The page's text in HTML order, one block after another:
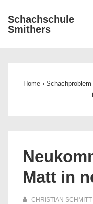
Zum
Inhalt
Schachschule
Smithers
Home ›
Matt in
CHRISTIAN SCHMITT